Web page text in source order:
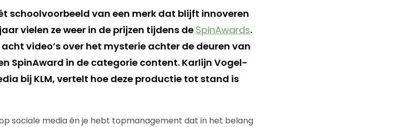
schoolvoorbeeld van een merk dat blijft innoveren
vielen ze weer in de prijzen tijdens de SpinAwards.
acht video’s over het mysterie achter de deuren van
SpinAward in de categorie content. Karlijn Vogel-
bij KLM, vertelt hoe deze productie tot stand is
sociale media én je hebt topmanagement dat in het belang